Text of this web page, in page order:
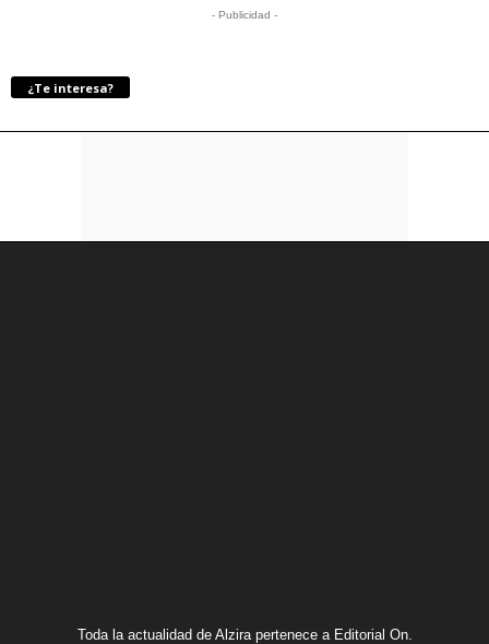
- Publicidad -
¿Te interesa?
Toda la actualidad de Alzira pertenece a Editorial On.